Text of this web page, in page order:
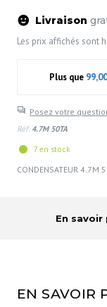
Livraison
Les prix affichés sont
Plus que
Posez votre
Réf: 4.7M 50TA
7 en stock
CONDENSATEUR 4.7M
En savoir
EN SAVOIR